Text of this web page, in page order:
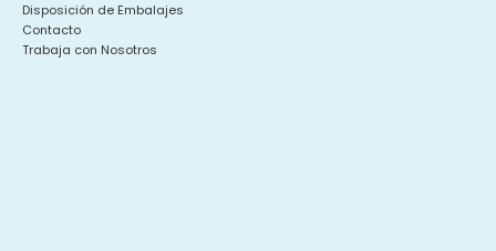
Disposición de Embalajes
Contacto
Trabaja con Nosotros